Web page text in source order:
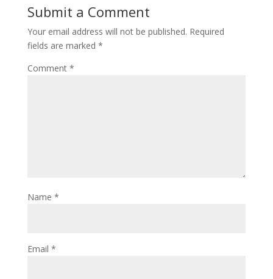
Submit a Comment
Your email address will not be published. Required
fields are marked *
Comment *
Name *
Email *